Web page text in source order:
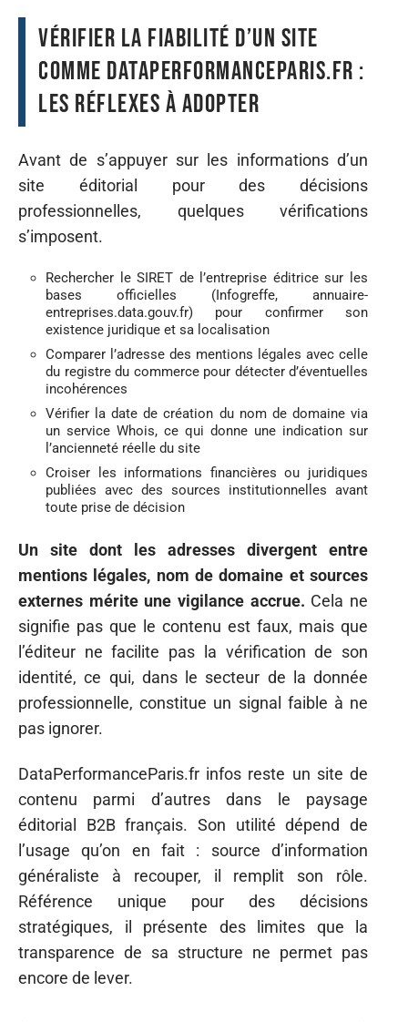
Vérifier la fiabilité d’un site
comme DataPerformanceParis.fr :
les réflexes à adopter
Avant de s’appuyer sur les informations d’un
site éditorial pour des décisions
professionnelles, quelques vérifications
s’imposent.
Rechercher le SIRET de l’entreprise éditrice sur les
bases officielles (Infogreffe, annuaire-
entreprises.data.gouv.fr) pour confirmer son
existence juridique et sa localisation
Comparer l’adresse des mentions légales avec celle
du registre du commerce pour détecter d’éventuelles
incohérences
Vérifier la date de création du nom de domaine via
un service Whois, ce qui donne une indication sur
l’ancienneté réelle du site
Croiser les informations financières ou juridiques
publiées avec des sources institutionnelles avant
toute prise de décision
Un site dont les adresses divergent entre
mentions légales, nom de domaine et sources
externes mérite une vigilance accrue. Cela ne
signifie pas que le contenu est faux, mais que
l’éditeur ne facilite pas la vérification de son
identité, ce qui, dans le secteur de la donnée
professionnelle, constitue un signal faible à ne
pas ignorer.
DataPerformanceParis.fr infos reste un site de
contenu parmi d’autres dans le paysage
éditorial B2B français. Son utilité dépend de
l’usage qu’on en fait : source d’information
généraliste à recouper, il remplit son rôle.
Référence unique pour des décisions
stratégiques, il présente des limites que la
transparence de sa structure ne permet pas
encore de lever.